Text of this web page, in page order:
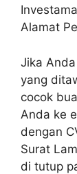
Investama
Alamat
Jika
yang
cocok
Anda ke
dengan
Surat
di tutup